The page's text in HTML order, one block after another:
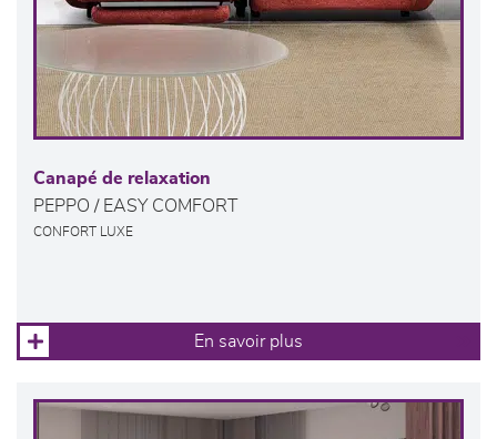
Canapé de relaxation
PEPPO / EASY COMFORT
CONFORT LUXE
En savoir plus